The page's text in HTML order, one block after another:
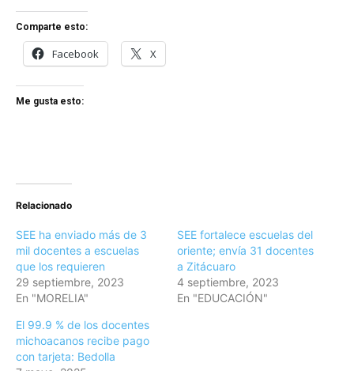
Comparte esto:
Facebook X
Me gusta esto:
Relacionado
SEE ha enviado más de 3
mil docentes a escuelas
que los requieren
29 septiembre, 2023
En "MORELIA"
SEE fortalece escuelas del
oriente; envía 31 docentes
a Zitácuaro
4 septiembre, 2023
En "EDUCACIÓN"
El 99.9 % de los docentes
michoacanos recibe pago
con tarjeta: Bedolla